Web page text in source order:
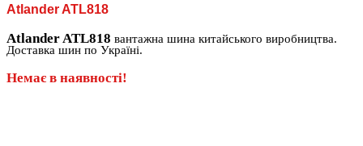
Atlander ATL818
Atlander ATL818 вантажна шина китайського виробництва.
Доставка шин по Україні.
Немає в наявності!